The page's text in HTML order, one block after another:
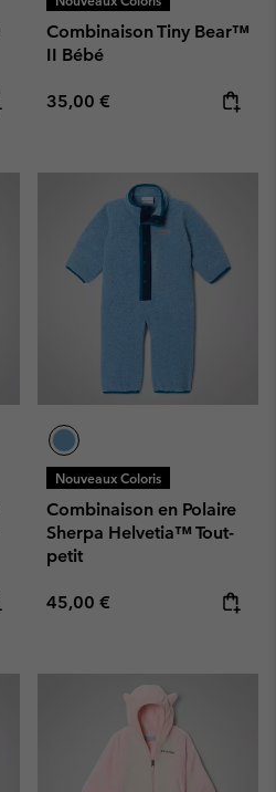
Combinaison Tiny Bear™
II Bébé
Regular price:
35,00 €
Nouveaux Coloris
Combinaison en Polaire
Sherpa Helvetia™ Tout-
petit
Regular price:
45,00 €